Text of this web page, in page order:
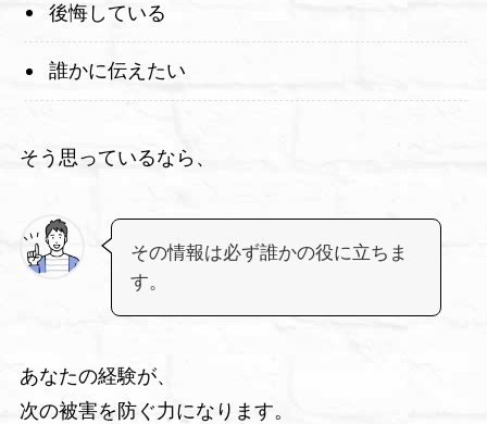
後悔している
誰かに伝えたい
そう思っているなら、
その情報は必ず誰かの役に立ちま
す。
あなたの経験が、
次の被害を防ぐ力になります。